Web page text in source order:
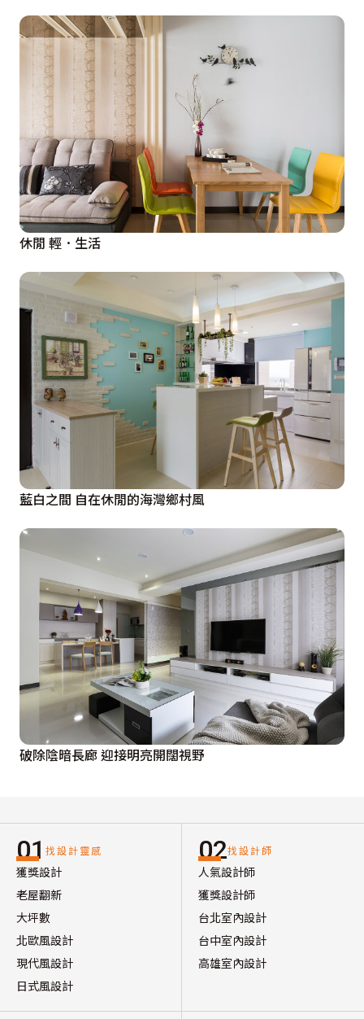
休閒 輕．生活
藍白之間 自在休閒的海灣鄉村風
破除陰暗長廊 迎接明亮開闊視野
01 找設計靈感
獲獎設計
老屋翻新
大坪數
北歐風設計
現代風設計
日式風設計
02找設計師
人氣設計師
獲獎設計師
台北室內設計
台中室內設計
高雄室內設計